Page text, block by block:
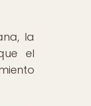
la
el